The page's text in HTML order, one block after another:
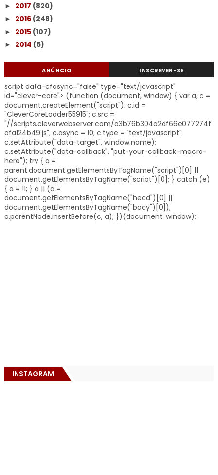
► 2017 (820)
► 2016 (248)
► 2015 (107)
► 2014 (5)
ANÚNCIO INSCREVER-SE
script data-cfasync="false" type="text/javascript"
id="clever-core"> (function (document, window) { var a, c =
document.createElement("script"); c.id =
"CleverCoreLoader55915"; c.src =
"//scripts.cleverwebserver.com/a3b76b304a2df66e077274f
afa124b49.js"; c.async = !0; c.type = "text/javascript";
c.setAttribute("data-target", window.name);
c.setAttribute("data-callback", "put-your-callback-macro-
here"); try { a =
parent.document.getElementsByTagName("script")[0] ||
document.getElementsByTagName("script")[0]; } catch (e)
{ a = !1; } a || (a =
document.getElementsByTagName("head")[0] ||
document.getElementsByTagName("body")[0]);
a.parentNode.insertBefore(c, a); })(document, window);
INSTAGRAM